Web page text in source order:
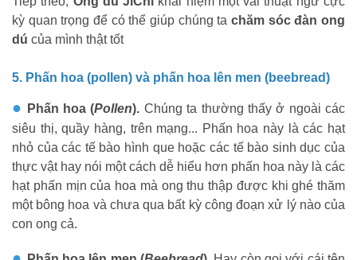
kỳ quan trọng để có thể giúp chúng ta chăm sóc đàn ong
dú của mình thật tốt
5. Phấn hoa (pollen) và phấn hoa lên men (beebread)
● Phấn hoa (Pollen). Chúng ta thường thấy ở ngoài các
siêu thị, quầy hàng, trên mạng... Phấn hoa này là các hạt
nhỏ của các tế bào hình que hoặc các tế bào sinh dục của
thực vật hay nói một cách dễ hiểu hơn phấn hoa này là các
hạt phấn mịn của hoa mà ong thu thập được khi ghé thăm
một bông hoa và chưa qua bất kỳ công đoạn xử lý nào của
con ong cả.